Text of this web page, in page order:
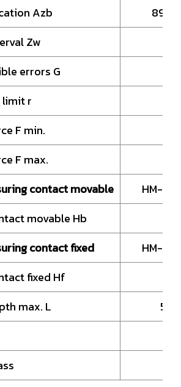
Azb
89 –
Zw
errors G
r
F min.
F max.
contact movable
HM-
movable Hb
contact fixed
HM-
fixed Hf
max. L